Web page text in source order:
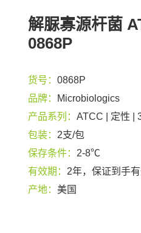
解脲寡源杆菌
0868P
货号： 0868P
品牌：
Microbiologics
产品系列： ATCC | 定性 |
包装： 2支/包
保存条件： 2-8℃
有效期： 2年，保证到手
产地： 美国